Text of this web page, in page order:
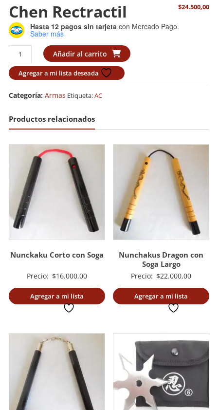
Chen Rectractil $24.500,00
Hasta 12 pagos sin tarjeta con Mercado Pago.
Saber más
Chen
rectractil
cantidad
Añadir al carrito
Agregar a mi lista deseada
Categoría: Armas Etiqueta:AC
Productos relacionados
Nunckaku Corto con Soga
Precio: $16.000,00
Agregar a mi lista
Nunchakus Dragon con
Soga Largo
Precio: $22.000,00
Agregar a mi lista